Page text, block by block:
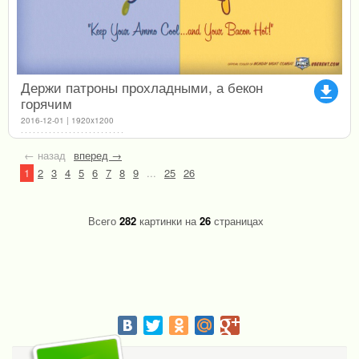
file_download
Держи патроны прохладными, а бекон
горячим
2016-12-01 | 1920x1200
← назад вперед →
1
2 3 4 5 6 7 8 9 ... 25 26
Всего 282картинки на26страницах